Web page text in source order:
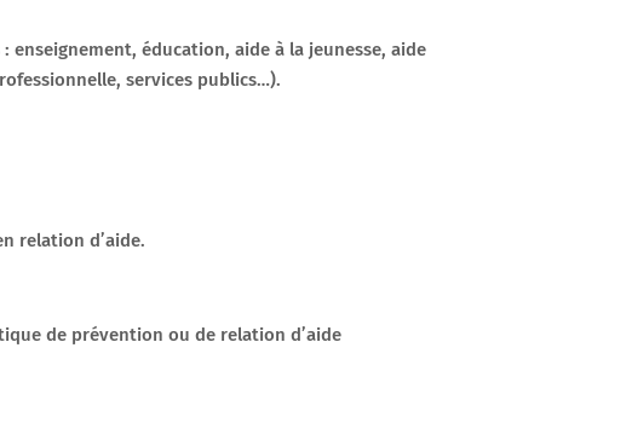
éducation, aide à la jeunesse, aide
services publics…).
relation d’aide.
de prévention ou de relation d’aide